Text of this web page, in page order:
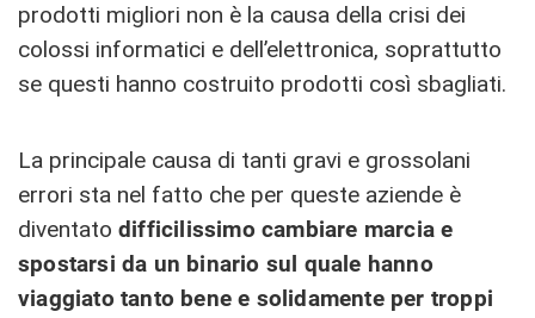
prodotti migliori non è la causa della crisi dei
colossi informatici e dell’elettronica, soprattutto
se questi hanno costruito prodotti così sbagliati.
La principale causa di tanti gravi e grossolani
errori sta nel fatto che per queste aziende è
diventato difficilissimo cambiare marcia e
spostarsi da un binario sul quale hanno
viaggiato tanto bene e solidamente per troppi